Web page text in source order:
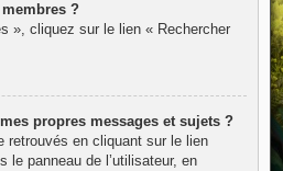
?
», cliquez sur le lien « Rechercher
propres messages et sujets ?
retrouvés en cliquant sur le lien
le panneau de l’utilisateur, en